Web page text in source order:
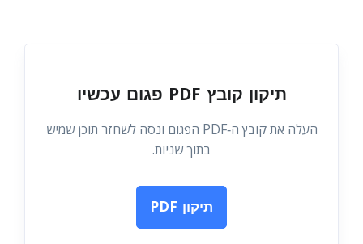
תיקון קובץ PDF פגום עכשיו
העלה את קובץ ה‑PDF הפגום ונסה לשחזר תוכן שמיש
בתוך שניות.
תיקון PDF